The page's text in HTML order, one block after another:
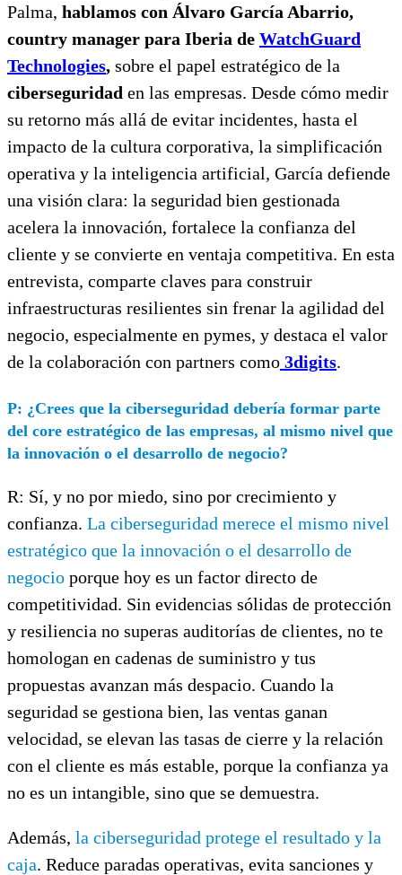
Palma, hablamos con Álvaro García Abarrio,
country manager para Iberia de WatchGuard
Technologies, sobre el papel estratégico de la
ciberseguridad en las empresas. Desde cómo medir
su retorno más allá de evitar incidentes, hasta el
impacto de la cultura corporativa, la simplificación
operativa y la inteligencia artificial, García defiende
una visión clara: la seguridad bien gestionada
acelera la innovación, fortalece la confianza del
cliente y se convierte en ventaja competitiva. En esta
entrevista, comparte claves para construir
infraestructuras resilientes sin frenar la agilidad del
negocio, especialmente en pymes, y destaca el valor
de la colaboración con partners como 3digits.
P: ¿Crees que la ciberseguridad debería formar parte
del core estratégico de las empresas, al mismo nivel que
la innovación o el desarrollo de negocio?
R: Sí, y no por miedo, sino por crecimiento y
confianza. La ciberseguridad merece el mismo nivel
estratégico que la innovación o el desarrollo de
negocio porque hoy es un factor directo de
competitividad. Sin evidencias sólidas de protección
y resiliencia no superas auditorías de clientes, no te
homologan en cadenas de suministro y tus
propuestas avanzan más despacio. Cuando la
seguridad se gestiona bien, las ventas ganan
velocidad, se elevan las tasas de cierre y la relación
con el cliente es más estable, porque la confianza ya
no es un intangible, sino que se demuestra.
Además, la ciberseguridad protege el resultado y la
caja. Reduce paradas operativas, evita sanciones y